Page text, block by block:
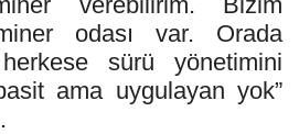
odası var. Orada
sürü yönetimini
ama uygulayan yok”